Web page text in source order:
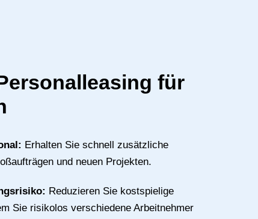
für
Erhalten Sie schnell zusätzliche
und neuen Projekten.
Reduzieren Sie kostspielige
Sie risikolos verschiedene Arbeitnehmer